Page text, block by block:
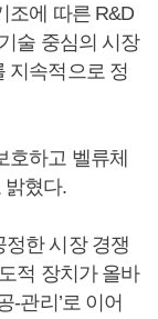
조에 따른 R&D
술 중심의 시장
지속적으로 정
호하고 벨류체
밝혔다.
정한 시장 경쟁
적 장치가 올바
-관리’로 이어